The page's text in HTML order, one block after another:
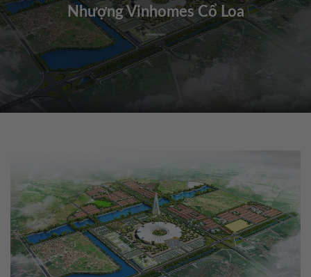
Nhượng Vinhomes Cổ Loa